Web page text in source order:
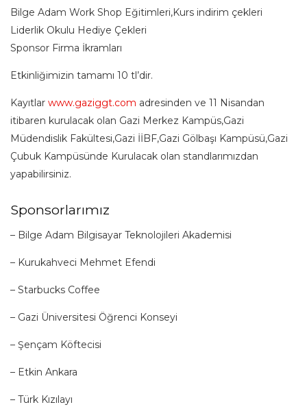
Bilge Adam Work Shop Eğitimleri,Kurs indirim çekleri
Liderlik Okulu Hediye Çekleri
Sponsor Firma İkramları
Etkinliğimizin tamamı 10 tl’dir.
Kayıtlar www.gaziggt.com adresinden ve 11 Nisandan
itibaren kurulacak olan Gazi Merkez Kampüs,Gazi
Müdendislik Fakültesi,Gazi İİBF,Gazi Gölbaşı Kampüsü,Gazi
Çubuk Kampüsünde Kurulacak olan standlarımızdan
yapabilirsiniz.
Sponsorlarımız
– Bilge Adam Bilgisayar Teknolojileri Akademisi
– Kurukahveci Mehmet Efendi
– Starbucks Coffee
– Gazi Üniversitesi Öğrenci Konseyi
– Şençam Köftecisi
– Etkin Ankara
– Türk Kızılayı